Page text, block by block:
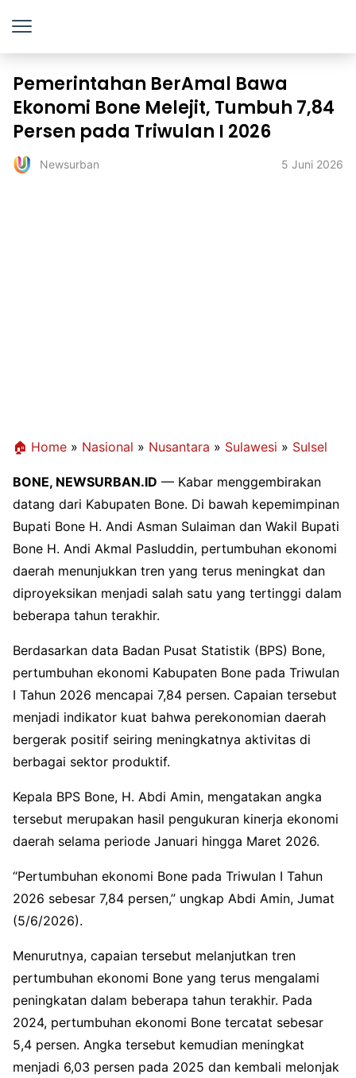
Pemerintahan BerAmal Bawa
Ekonomi Bone Melejit, Tumbuh 7,84
Persen pada Triwulan I 2026
Newsurban 5 Juni 2026
🏠 Home » Nasional » Nusantara » Sulawesi » Sulsel
BONE, NEWSURBAN.ID — Kabar menggembirakan
datang dari Kabupaten Bone. Di bawah kepemimpinan
Bupati Bone H. Andi Asman Sulaiman dan Wakil Bupati
Bone H. Andi Akmal Pasluddin, pertumbuhan ekonomi
daerah menunjukkan tren yang terus meningkat dan
diproyeksikan menjadi salah satu yang tertinggi dalam
beberapa tahun terakhir.
Berdasarkan data Badan Pusat Statistik (BPS) Bone,
pertumbuhan ekonomi Kabupaten Bone pada Triwulan
I Tahun 2026 mencapai 7,84 persen. Capaian tersebut
menjadi indikator kuat bahwa perekonomian daerah
bergerak positif seiring meningkatnya aktivitas di
berbagai sektor produktif.
Kepala BPS Bone, H. Abdi Amin, mengatakan angka
tersebut merupakan hasil pengukuran kinerja ekonomi
daerah selama periode Januari hingga Maret 2026.
“Pertumbuhan ekonomi Bone pada Triwulan I Tahun
2026 sebesar 7,84 persen,” ungkap Abdi Amin, Jumat
(5/6/2026).
Menurutnya, capaian tersebut melanjutkan tren
pertumbuhan ekonomi Bone yang terus mengalami
peningkatan dalam beberapa tahun terakhir. Pada
2024, pertumbuhan ekonomi Bone tercatat sebesar
5,4 persen. Angka tersebut kemudian meningkat
menjadi 6,03 persen pada 2025 dan kembali melonjak